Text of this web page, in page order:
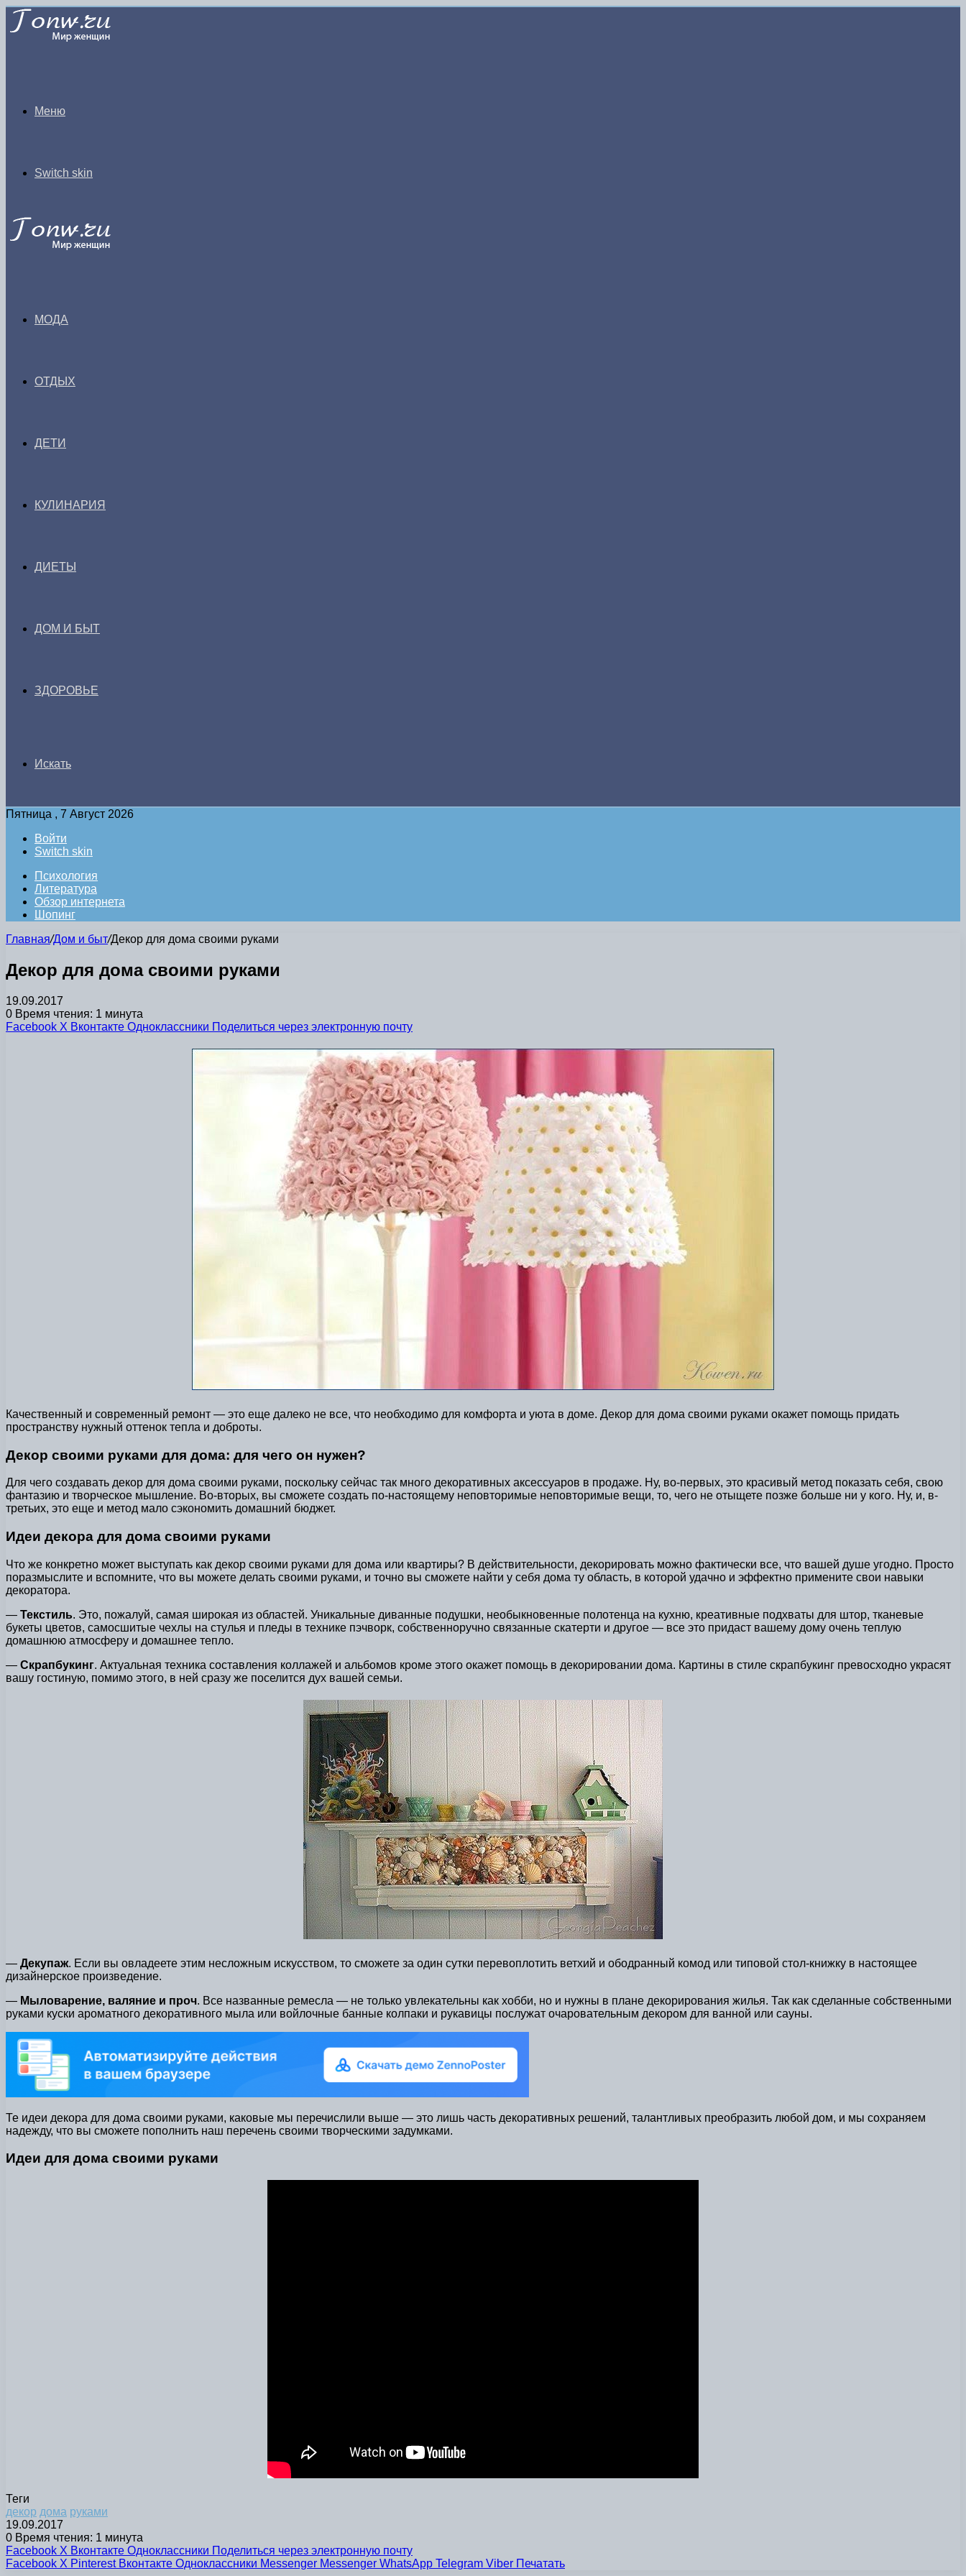
Меню
Switch skin
МОДА
ОТДЫХ
ДЕТИ
КУЛИНАРИЯ
ДИЕТЫ
ДОМ И БЫТ
ЗДОРОВЬЕ
Искать
Пятница , 7 Август 2026
Войти
Switch skin
Психология
Литература
Обзор интернета
Шопинг
Главная/Дом и быт/Декор для дома своими руками
Декор для дома своими руками
19.09.2017
0 Время чтения: 1 минута
Facebook X Вконтакте Одноклассники Поделиться через электронную почту
Качественный и современный ремонт — это еще далеко не все, что необходимо для комфорта и уюта в доме. Декор для дома своими руками окажет помощь придать
пространству нужный оттенок тепла и доброты.
Декор своими руками для дома: для чего он нужен?
Для чего создавать декор для дома своими руками, поскольку сейчас так много декоративных аксессуаров в продаже. Ну, во-первых, это красивый метод показать себя, свою
фантазию и творческое мышление. Во-вторых, вы сможете создать по-настоящему неповторимые неповторимые вещи, то, чего не отыщете позже больше ни у кого. Ну, и, в-
третьих, это еще и метод мало сэкономить домашний бюджет.
Идеи декора для дома своими руками
Что же конкретно может выступать как декор своими руками для дома или квартиры? В действительности, декорировать можно фактически все, что вашей душе угодно. Просто
поразмыслите и вспомните, что вы можете делать своими руками, и точно вы сможете найти у себя дома ту область, в которой удачно и эффектно примените свои навыки
декоратора.
— Текстиль. Это, пожалуй, самая широкая из областей. Уникальные диванные подушки, необыкновенные полотенца на кухню, креативные подхваты для штор, тканевые
букеты цветов, самосшитые чехлы на стулья и пледы в технике пэчворк, собственноручно связанные скатерти и другое — все это придаст вашему дому очень теплую
домашнюю атмосферу и домашнее тепло.
— Скрапбукинг. Актуальная техника составления коллажей и альбомов кроме этого окажет помощь в декорировании дома. Картины в стиле скрапбукинг превосходно украсят
вашу гостиную, помимо этого, в ней сразу же поселится дух вашей семьи.
— Декупаж. Если вы овладеете этим несложным искусством, то сможете за один сутки перевоплотить ветхий и ободранный комод или типовой стол-книжку в настоящее
дизайнерское произведение.
— Мыловарение, валяние и проч. Все названные ремесла — не только увлекательны как хобби, но и нужны в плане декорирования жилья. Так как сделанные собственными
руками куски ароматного декоративного мыла или войлочные банные колпаки и рукавицы послужат очаровательным декором для ванной или сауны.
Те идеи декора для дома своими руками, каковые мы перечислили выше — это лишь часть декоративных решений, талантливых преобразить любой дом, и мы сохраняем
надежду, что вы сможете пополнить наш перечень своими творческими задумками.
Идеи для дома своими руками
Теги
декор дома руками
19.09.2017
0 Время чтения: 1 минута
Facebook X Вконтакте Одноклассники Поделиться через электронную почту
Facebook X Pinterest Вконтакте Одноклассники Messenger Messenger WhatsApp Telegram Viber Печатать